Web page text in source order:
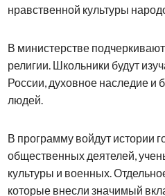
нравственной культуры
В министерстве
религии. Школьники будут
России, духовное наследие и
людей.
В программу войдут истории
общественных деятелей,
культуры и военных.
которые внесли значимый